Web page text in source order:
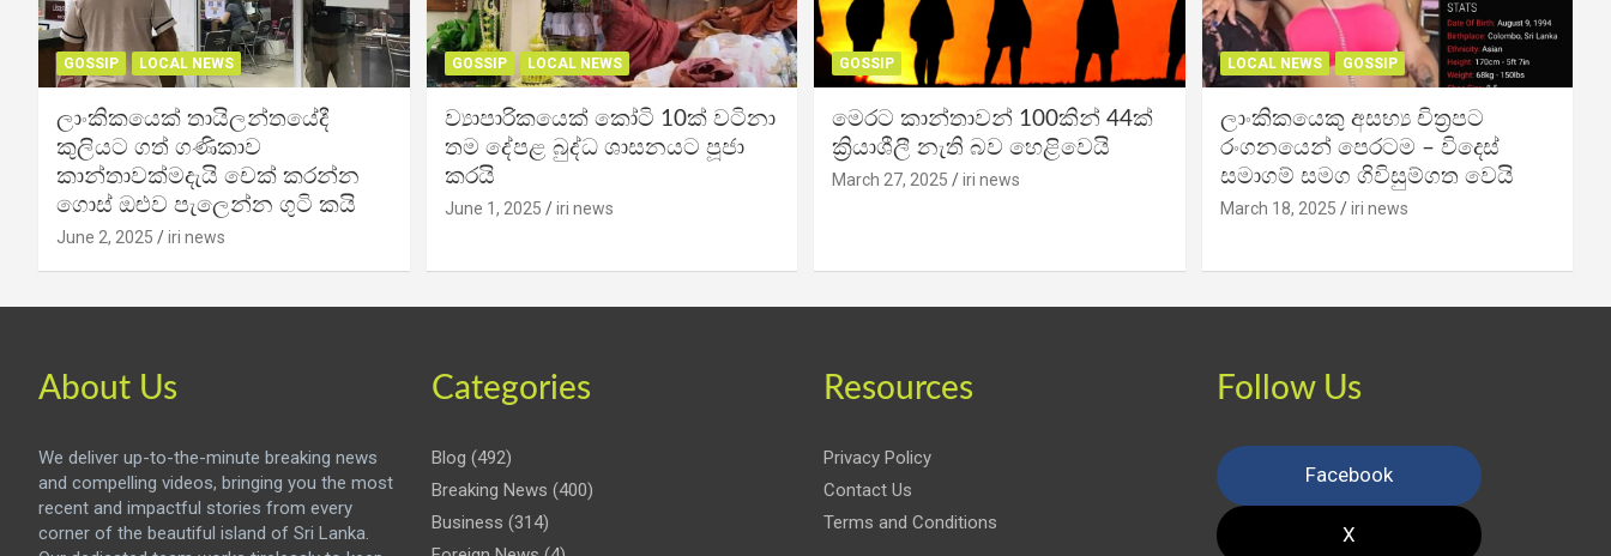
GOSSIP LOCAL NEWS
ලාංකිකයෙක් තායිලන්තයේදී
කුලියට ගත් ගණිකාව
කාන්තාවක්මදැයි චෙක් කරන්න
ගොස් ඔළුව පැලෙන්න ගුටි කයි
June 2, 2025 iri news
GOSSIP LOCAL NEWS
ව්‍යාපාරිකයෙක් කෝටි 10ක් වටිනා
තම දේපළ බුද්ධ ශාසනයට පූජා
කරයි
June 1, 2025 iri news
GOSSIP
මෙරට කාන්තාවන් 100කින් 44ක්
ක්‍රියාශීලී නැති බව හෙළිවෙයි
March 27, 2025 iri news
LOCAL NEWS GOSSIP
ලාංකිකයෙකු අසභ්‍ය චිත්‍රපට
රංගනයෙන් පෙරටම – විදෙස්
සමාගම් සමග ගිවිසුම්ගත වෙයි
March 18, 2025 iri news
About Us
We deliver up-to-the-minute breaking news
and compelling videos, bringing you the most
recent and impactful stories from every
corner of the beautiful island of Sri Lanka.
Categories
Blog (492)
Breaking News (400)
Business (314)
Resources
Privacy Policy
Contact Us
Terms and Conditions
Follow Us
Facebook
X